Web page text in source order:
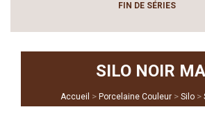
FIN DE SÉRIES
SILO NOIR
Accueil > Porcelaine Couleur > Silo >